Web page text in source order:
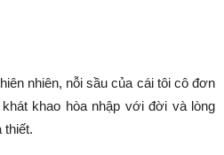
nhiên, nỗi sầu của cái tôi cô đơn
khao hòa nhập với đời và lòng
thiết.